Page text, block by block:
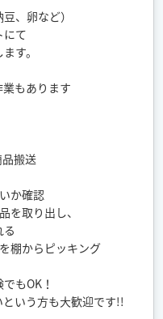
、卵など）
にて
す。
もあります
品搬送
か確認
を取り出し、
棚からピッキング
もOK！
いう方も大歓迎です!!